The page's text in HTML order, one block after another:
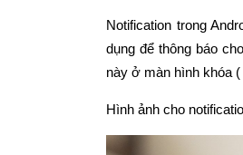
Notification trong
dụng để thông báo
này ở màn hình khóa
Hình ảnh cho